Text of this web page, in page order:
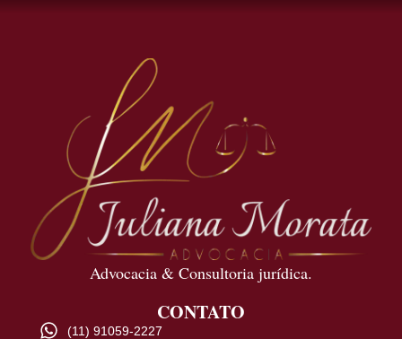
Advocacia & Consultoria jurídica.
CONTATO
(11) 91059-2227